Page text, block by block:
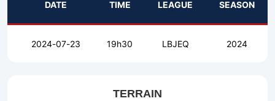
DATE TIME LEAGUE SEASON
2024-07-23 19h30 LBJEQ 2024
TERRAIN